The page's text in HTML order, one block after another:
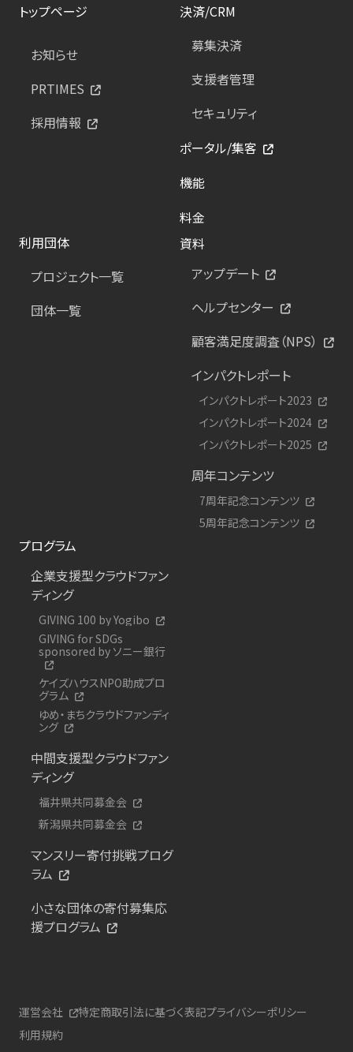
トップページ
お知らせ
PRTIMES
採用情報
決済/CRM
募集決済
支援者管理
セキュリティ
ポータル/集客
機能
料金
利用団体
プロジェクト一覧
団体一覧
資料
アップデート
ヘルプセンター
顧客満足度調査（NPS）
インパクトレポート
インパクトレポート2023
インパクトレポート2024
インパクトレポート2025
周年コンテンツ
7周年記念コンテンツ
5周年記念コンテンツ
プログラム
企業支援型クラウドファン
ディング
GIVING 100 by Yogibo
GIVING for SDGs
sponsored by ソニー銀行
ケイズハウスNPO助成プロ
グラム
ゆめ・まちクラウドファンディ
ング
中間支援型クラウドファン
ディング
福井県共同募金会
新潟県共同募金会
マンスリー寄付挑戦プログ
ラム
小さな団体の寄付募集応
援プログラム
運営会社 特定商取引法に基づく表記プライバシーポリシー
利用規約